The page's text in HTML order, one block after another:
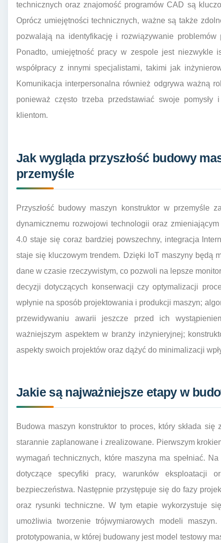
technicznych oraz znajomość programów CAD są
Oprócz umiejętności technicznych, ważne są także
pozwalają na identyfikację i rozwiązywanie
Ponadto, umiejętność pracy w zespole jest niezwykle
współpracy z innymi specjalistami, takimi jak
Komunikacja interpersonalna również odgrywa ważną
ponieważ często trzeba przedstawiać swoje pomysły
klientom.
Jak wygląda przyszłość budowy
przemyśle
Przyszłość budowy maszyn konstruktor w przemyśle
dynamicznemu rozwojowi technologii oraz
4.0 staje się coraz bardziej powszechny, integracja
staje się kluczowym trendem. Dzięki IoT maszyny będą
dane w czasie rzeczywistym, co pozwoli na lepsze
decyzji dotyczących konserwacji czy optymalizacji
wpłynie na sposób projektowania i produkcji maszyn;
przewidywaniu awarii jeszcze przed ich
ważniejszym aspektem w branży inżynieryjnej;
aspekty swoich projektów oraz dążyć do minimalizacji
Jakie są najważniejsze etapy w
Budowa maszyn konstruktor to proces, który składa
starannie zaplanowane i zrealizowane. Pierwszym
wymagań technicznych, które maszyna ma spełniać.
dotyczące specyfiki pracy, warunków eksploatacji
bezpieczeństwa. Następnie przystępuje się do fazy
oraz rysunki techniczne. W tym etapie wykorzystuje
umożliwia tworzenie trójwymiarowych modeli
prototypowania, w której budowany jest model testowy